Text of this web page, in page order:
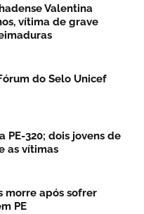
Valentina
vítima de grave
do Selo Unicef
PE-320; dois jovens de
as vítimas
morre após sofrer
PE